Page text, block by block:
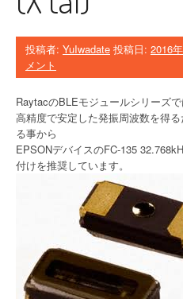
投稿者: YuIwadate 投稿日: 2016
メント
RaytacのBLEモジュールシリーズ
高精度で安定した発振周波数を得
る事から
EPSONデバイスのFC-135
付けを推奨しています。